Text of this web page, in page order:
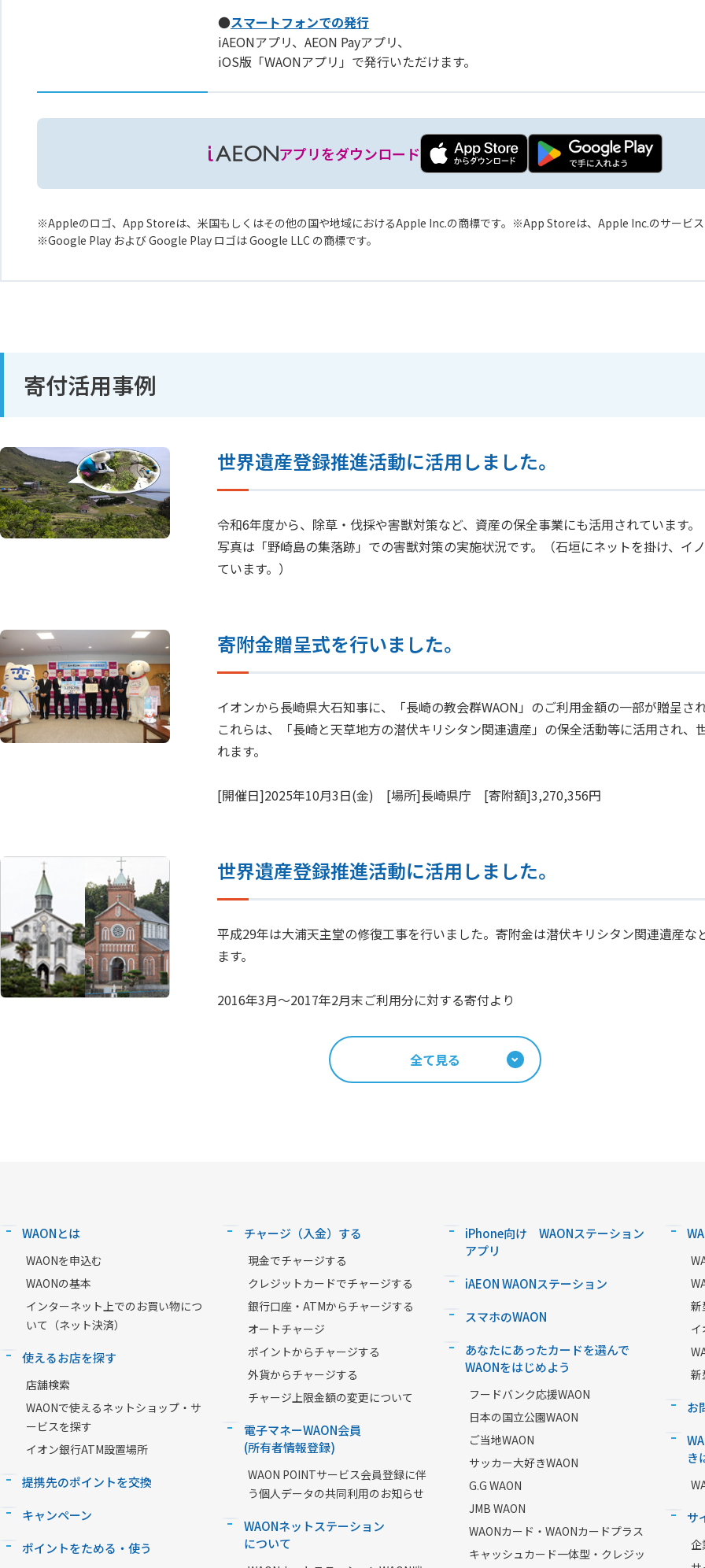
●スマートフォンでの発行
iAEONアプリ、AEON Payアプリ、
iOS版「WAONアプリ」で発行いただけます。
アプリをダウンロード
Appleのロゴ、App Storeは、米国もしくはその他の国や地域におけるApple Inc.の商標です。
App Storeは、Apple Inc.のサービス
Google Play および Google Play ロゴは Google LLC の商標です。
寄付活用事例
世界遺産登録推進活動に活用しました。
令和6年度から、除草・伐採や害獣対策など、資産の保全事業にも活用されています。
写真は「野崎島の集落跡」での害獣対策の実施状況です。（石垣にネットを掛け、イ
ています。）
寄附金贈呈式を行いました。
イオンから長崎県大石知事に、「長崎の教会群WAON」のご利用金額の一部が贈呈され
これらは、「長崎と天草地方の潜伏キリシタン関連遺産」の保全活動等に活用され、
れます。
[開催日]2025年10月3日(金) [場所]長崎県庁 [寄附額]3,270,356円
世界遺産登録推進活動に活用しました。
平成29年は大浦天主堂の修復工事を行いました。寄附金は潜伏キリシタン関連遺産な
ます。
2016年3月～2017年2月末ご利用分に対する寄付より
全て見る
WAONとは
WAONを申込む
WAONの基本
インターネット上でのお買い物につ
いて（ネット決済）
使えるお店を探す
店舗検索
WAONで使えるネットショップ・サ
ービスを探す
イオン銀行ATM設置場所
提携先のポイントを交換
キャンペーン
ポイントをためる・使う
チャージ（入金）する
現金でチャージする
クレジットカードでチャージする
銀行口座・ATMからチャージする
オートチャージ
ポイントからチャージする
外貨からチャージする
チャージ上限金額の変更について
電子マネーWAON会員
(所有者情報登録)
WAON POINTサービス会員登録に伴
う個人データの共同利用のお知らせ
WAONネットステーション
について
iPhone向け WAONステーション
アプリ
iAEON WAONステーション
スマホのWAON
あなたにあったカードを選んで
WAONをはじめよう
フードバンク応援WAON
日本の国立公園WAON
ご当地WAON
サッカー大好きWAON
G.G WAON
JMB WAON
WAONカード・WAONカードプラス
キャッシュカード一体型・クレジッ
新
イ
新
お
き
サ
企